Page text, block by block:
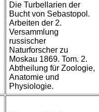
Die Turbellarien der
Bucht von Sebastopol.
Arbeiten der 2.
Versammlung
russischer
Naturforscher zu
Moskau 1869. Tom. 2.
Abtheilung für Zoologie,
Anatomie und
Physiologie.